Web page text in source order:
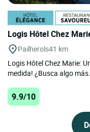
Logis Hôtel Chez
Pailherols41 km
Logis Hôtel Chez Marie:
medida! ¿Busca algo más...
9.9/10